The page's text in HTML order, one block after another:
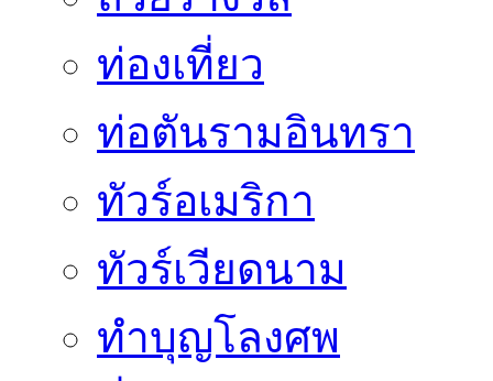
ท่องเที่ยว
ท่อตันรามอินทรา
ทัวร์อเมริกา
ทัวร์เวียดนาม
ทำบุญโลงศพ